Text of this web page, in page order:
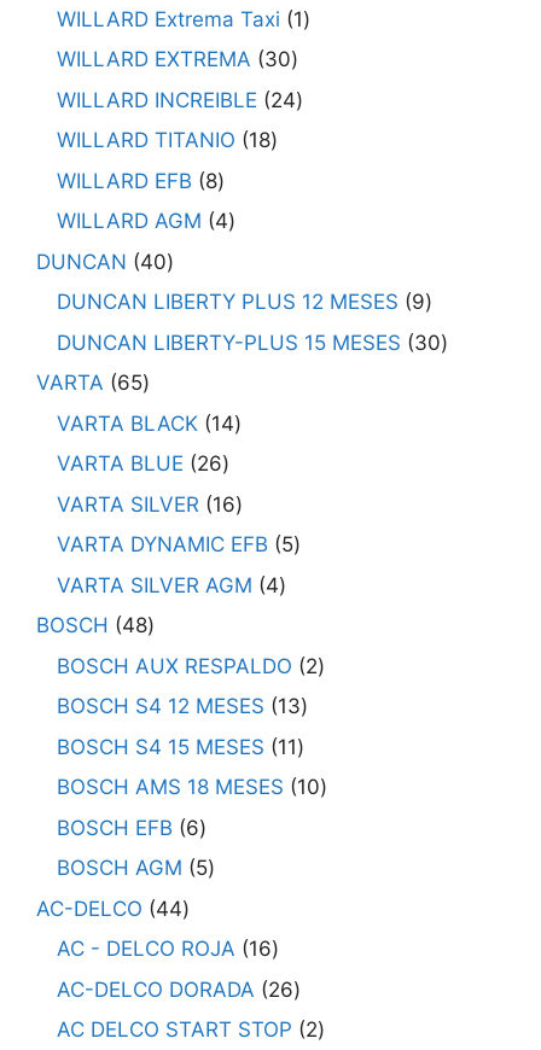
WILLARD Extrema Taxi
1
WILLARD EXTREMA
30
WILLARD INCREIBLE
24
WILLARD TITANIO
18
WILLARD EFB
8
WILLARD AGM
4
DUNCAN
40
DUNCAN LIBERTY PLUS 12 MESES
9
DUNCAN LIBERTY-PLUS 15 MESES
30
VARTA
65
VARTA BLACK 14
VARTA BLUE
26
VARTA SILVER
16
VARTA DYNAMIC EFB
5
VARTA SILVER AGM
4
BOSCH
48
BOSCH AUX RESPALDO
2
BOSCH S4 12 MESES
13
BOSCH S4 15 MESES
11
BOSCH AMS 18 MESES
10
BOSCH EFB
6
BOSCH AGM
5
AC-DELCO
44
AC - DELCO ROJA
16
AC-DELCO DORADA
26
AC DELCO START STOP
2